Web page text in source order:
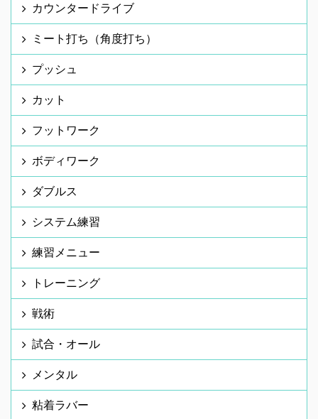
カウンタードライブ
ミート打ち（角度打ち）
プッシュ
カット
フットワーク
ボディワーク
ダブルス
システム練習
練習メニュー
トレーニング
戦術
試合・オール
メンタル
粘着ラバー